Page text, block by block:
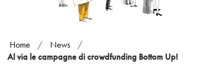
Home / News
/
Al via le campagne di crowdfunding Bottom Up!